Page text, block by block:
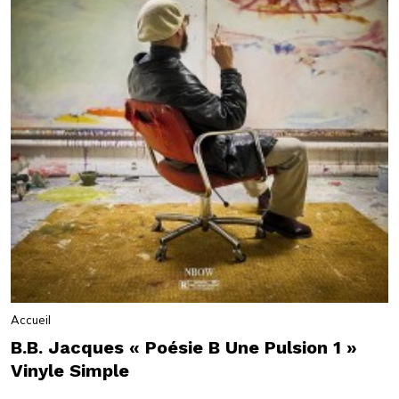
Accueil
B.B. Jacques « Poésie B Une Pulsion 1 »
Vinyle Simple